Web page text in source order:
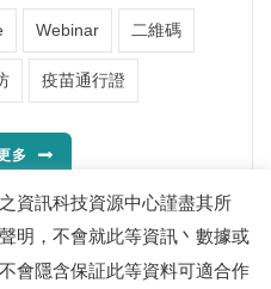
Webinar 二維碼
疫苗通行證
多
資訊科技資源中心謹盡其所
明，不會就此等資訊丶數據或
會隱含保証此等資料可適合作